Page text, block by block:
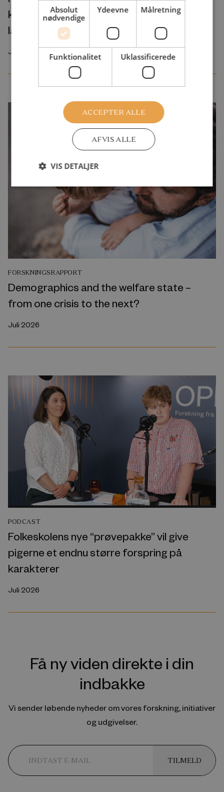
klarer sig fysisk bedre senere i livet end
langtuddannede amerikanere
Juli 2026
FORSKNINGSRAPPORT
Demographics and the welfare state –
from one crisis to the next?
Juli 2026
PODCAST
Folkeskolens nye “prøvepakke” vil give
pigerne et endnu større forspring på
karakterer
Juli 2026
Få ny viden direkte i din
indbakke
Vi sender løbende nyheder om vores forskning, initiativer
og udgivelser.
TILMELD
Absolut
nødvendige
Ydeevne Målretning
Funktionalitet Uklassificerede
ACCEPTER ALLE
AFVIS ALLE
VIS DETALJER